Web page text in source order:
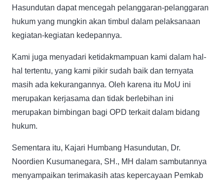
Hasundutan dapat mencegah pelanggaran-pelanggaran
hukum yang mungkin akan timbul dalam pelaksanaan
kegiatan-kegiatan kedepannya.
Kami juga menyadari ketidakmampuan kami dalam hal-
hal tertentu, yang kami pikir sudah baik dan ternyata
masih ada kekurangannya. Oleh karena itu MoU ini
merupakan kerjasama dan tidak berlebihan ini
merupakan bimbingan bagi OPD terkait dalam bidang
hukum.
Sementara itu, Kajari Humbang Hasundutan, Dr.
Noordien Kusumanegara, SH., MH dalam sambutannya
menyampaikan terimakasih atas kepercayaan Pemkab